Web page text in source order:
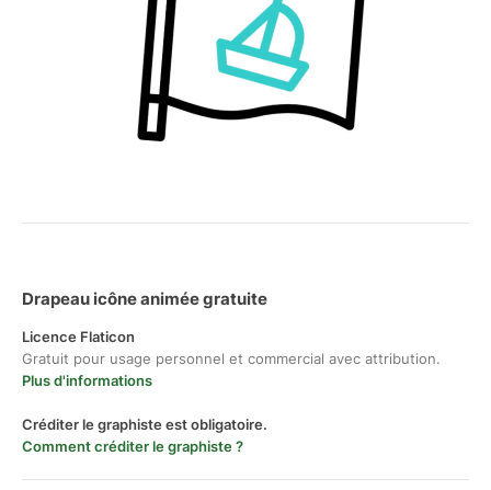
Drapeau icône animée gratuite
Licence Flaticon
Gratuit pour usage personnel et commercial avec attribution.
Plus d'informations
Créditer le graphiste est obligatoire.
Comment créditer le graphiste ?